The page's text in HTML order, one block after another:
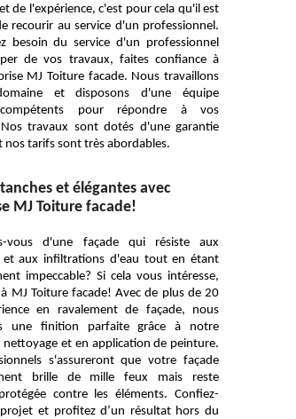
de l'expérience, c'est pour cela qu'il est
recourir au service d'un professionnel.
besoin du service d'un professionnel
de vos travaux, faites confiance à
MJ Toiture facade. Nous travaillons
et disposons d'une équipe
pour répondre à vos
travaux sont dotés d'une garantie
nos tarifs sont très abordables.
et élégantes avec
MJ Toiture facade!
vous d'une façade qui résiste aux
et aux infiltrations d'eau tout en étant
impeccable? Si cela vous intéresse,
MJ Toiture facade! Avec de plus de 20
en ravalement de façade, nous
une finition parfaite grâce à notre
nettoyage et en application de peinture.
s'assureront que votre façade
brille de mille feux mais reste
contre les éléments. Confiez-
et profitez d’un résultat hors du